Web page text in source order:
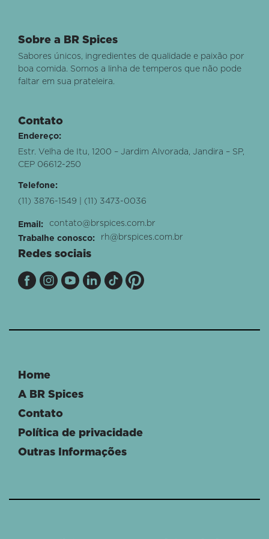
Sobre a BR Spices
Sabores únicos, ingredientes de qualidade e paixão por
boa comida. Somos a linha de temperos que não pode
faltar em sua prateleira.
Contato
Endereço:
Estr. Velha de Itu, 1200 – Jardim Alvorada, Jandira – SP,
CEP 06612-250
Telefone:
(11) 3876-1549 | (11) 3473-0036
Email:
contato@brspices.com.br
Trabalhe conosco:
rh@brspices.com.br
Redes sociais
Home
A BR Spices
Contato
Política de privacidade
Outras Informações